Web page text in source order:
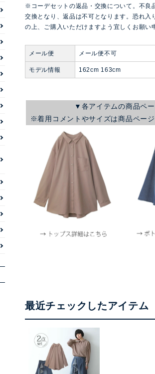
※コーデセットの返品・交換について。不良
交換となり、返品は不可となります。恐れ入
の上、ご購入いただけますよう宜しくお願い
メール便 メール便不可
モデル情報 162cm 163cm
▼各アイテムの商品ペ
※着用コメントやサイズは商品ペー
最近チェックしたアイテム